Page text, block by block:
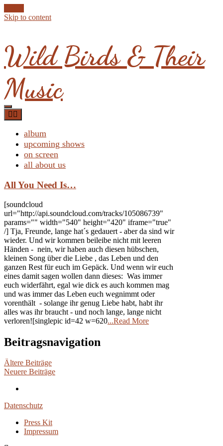
Skip to content
Wild Birds & Their
Music
album
upcoming shows
on screen
all about us
All You Need Is…
[soundcloud
url="http://api.soundcloud.com/tracks/105086739"
params="" width="540" height="420" iframe="true"
/] Tja, Freunde, lange hat´s gedauert - aber da sind wir
wieder. Und wir kommen beileibe nicht mit leeren
Händen - nein, wir haben auch diesen hübschen,
kleinen Song über die Liebe , das Leben und den
ganzen Rest für euch im Gepäck. Und wenn wir euch
eines damit sagen wollen dann dieses: Was immer
euch widerfährt, egal wie dick es auch kommen mag
und was immer das Leben euch wegnimmt oder
vorenthält - solange ihr genug Liebe habt, habt ihr
alles was ihr braucht - und noch lange, lange nicht
verloren![singlepic id=42 w=620...Read More
Beitragsnavigation
Ältere Beiträge
Neuere Beiträge
Datenschutz
Press Kit
Impressum